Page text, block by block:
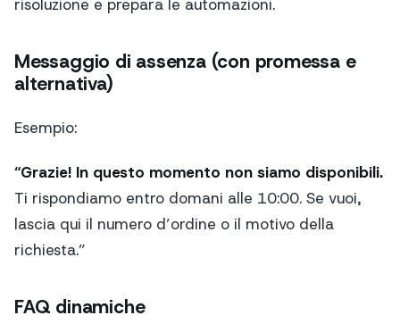
risoluzione e prepara le automazioni.
Messaggio di assenza (con promessa e
alternativa)
Esempio:
“Grazie! In questo momento non siamo disponibili.
Ti rispondiamo entro domani alle 10:00. Se vuoi,
lascia qui il numero d’ordine o il motivo della
richiesta.”
FAQ dinamiche